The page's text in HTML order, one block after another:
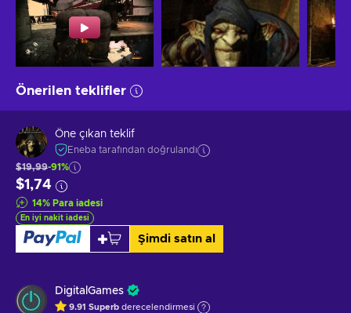
Önerilen teklifler
Öne çıkan teklif
Eneba tarafından doğrulandı
$19,99-91%
$1,74
14% Para iadesi
En iyi nakit iadesi
Şimdi satın al
DigitalGames
9.91 Superb derecelendirmesi